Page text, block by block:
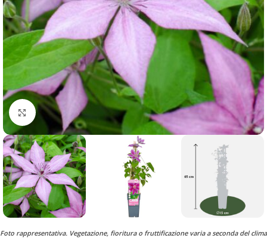
Clicca per ingrandire
Foto rappresentativa. Vegetazione, fioritura o fruttificazione varia a seconda del clima